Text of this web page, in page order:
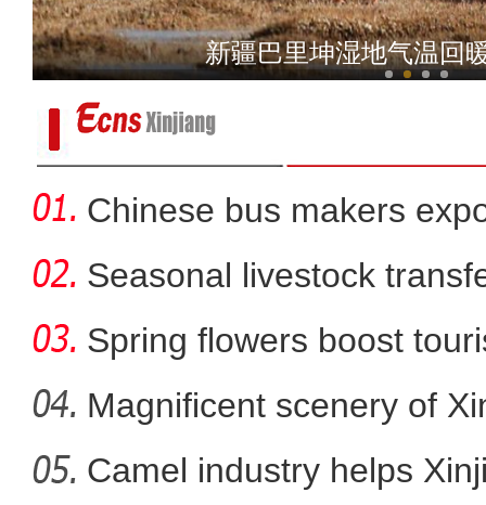
新疆吐鲁番杏花盛开十
中国移动新疆公司举办“心
新疆巴里坤湿地气温回
Chinese bus makers
energy ve
Seasonal livestock
Spring flowers boost
Magnificent scenery of
Camel industry helps